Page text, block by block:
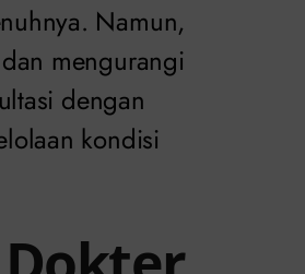
Namun,
mengurangi
dengan
kondisi